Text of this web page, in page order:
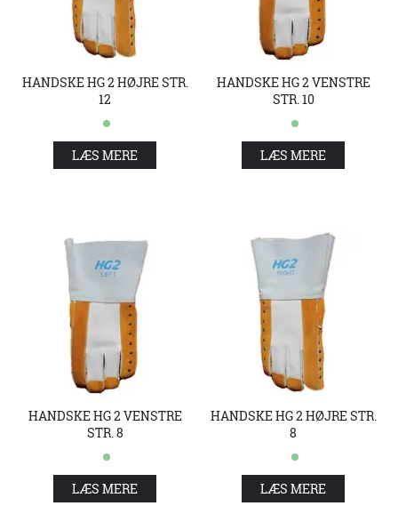
HANDSKE HG 2 HØJRE STR.
12
LÆS MERE
HANDSKE HG 2 VENSTRE
STR. 10
LÆS MERE
HANDSKE HG 2 VENSTRE
STR. 8
LÆS MERE
HANDSKE HG 2 HØJRE STR.
8
LÆS MERE